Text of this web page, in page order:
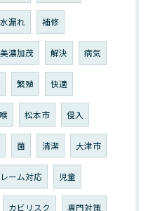
水漏れ 補修
美濃加茂 解決 病気
繁殖 快適
喉 松本市 侵入
菌 清潔 大津市
ーム対応 児童
カビリスク 専門対策